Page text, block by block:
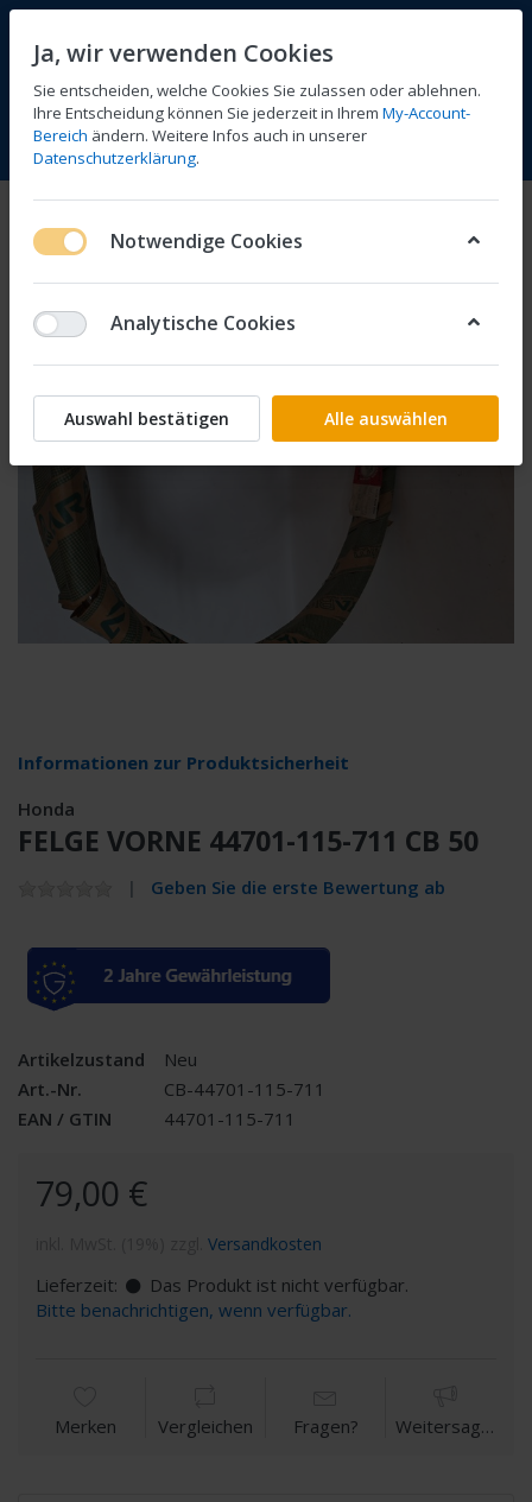
Menü Anmelden Vergleichen Wunschliste
Informationen zur Produktsicherheit
Honda
FELGE VORNE 44701-115-711 CB 50
Geben Sie die erste Bewertung ab
Artikelzustand
Neu
Art.-Nr.
CB-44701-115-711
EAN / GTIN
44701-115-711
79,00 €
Versandkosten
Lieferzeit:
Das Produkt ist nicht verfügbar.
Bitte benachrichtigen, wenn verfügbar.
Merken Vergleichen Fragen? Weitersagen
Ja, wir verwenden Cookies
Sie entscheiden, welche Cookies Sie zulassen oder ablehnen.
Ihre Entscheidung können Sie jederzeit in Ihrem My-Account-
Bereich ändern. Weitere Infos auch in unserer
Datenschutzerklärung.
Notwendige Cookies
Analytische Cookies
Auswahl bestätigen Alle auswählen